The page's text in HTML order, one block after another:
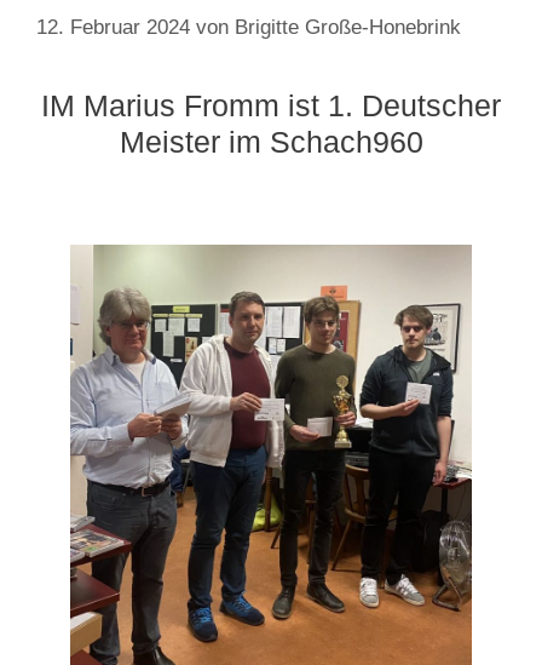
12. Februar 2024 von Brigitte Große-Honebrink
IM Marius Fromm ist 1. Deutscher
Meister im Schach960